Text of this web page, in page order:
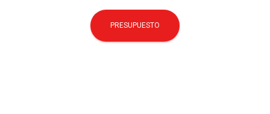
PRESUPUESTO